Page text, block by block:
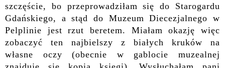
szczęście, bo przeprowadziłam się do Starogardu
Gdańskiego, a stąd do Muzeum Diecezjalnego w
Pelplinie jest rzut beretem. Miałam okazję więc
zobaczyć ten najbielszy z białych kruków na
własne oczy (obecnie w gablocie muzealnej